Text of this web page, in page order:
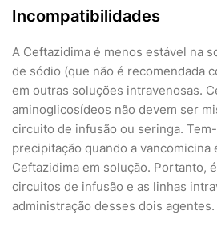
Incompatibilidades
A Ceftazidima é menos estável na
de sódio (que não é recomendada
em outras soluções intravenosas.
aminoglicosídeos não devem ser
circuito de infusão ou seringa.
precipitação quando a vancomicina
Ceftazidima em solução. Portanto,
circuitos de infusão e as linhas
administração desses dois agentes.